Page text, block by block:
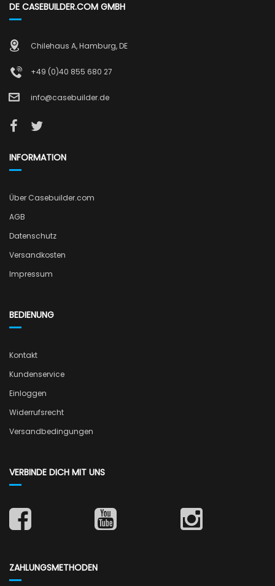
DE CASEBUILDER.COM GMBH
Chilehaus A, Hamburg, DE
+49 (0)40 855 680 27
info@casebuilder.de
INFORMATION
Über Casebuilder.com
AGB
Datenschutz
Versandkosten
Impressum
BEDIENUNG
Kontakt
Kundenservice
Einloggen
Widerrufsrecht
Versandbedingungen
VERBINDE DICH MIT UNS
ZAHLUNGSMETHODEN